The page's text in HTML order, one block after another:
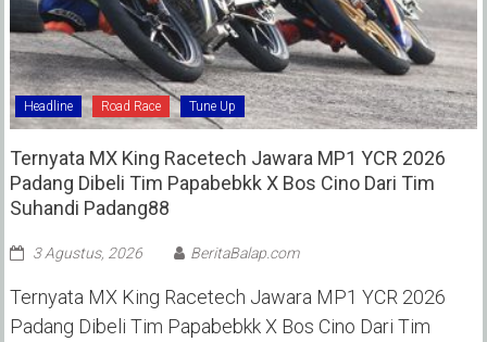
Headline Road Race Tune Up
Ternyata MX King Racetech Jawara MP1 YCR 2026
Padang Dibeli Tim Papabebkk X Bos Cino Dari Tim
Suhandi Padang88
3 Agustus, 2026 BeritaBalap.com
Ternyata MX King Racetech Jawara MP1 YCR 2026
Padang Dibeli Tim Papabebkk X Bos Cino Dari Tim